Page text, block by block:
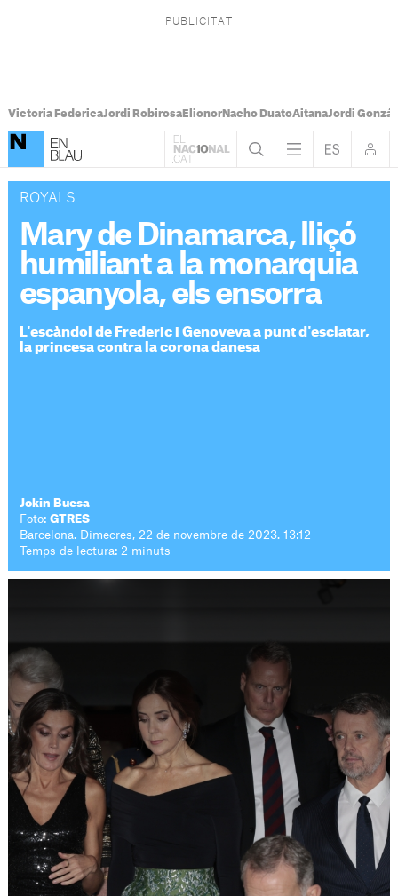
Victoria FedericaJordi RobirosaElionorNacho DuatoAitanaJordi
ROYALS
Mary de Dinamarca, lliçó
humiliant a la monarquia
espanyola, els ensorra
L'escàndol de Frederic i Genoveva a punt d'esclatar,
la princesa contra la corona danesa
Jokin Buesa
Foto:GTRES
Barcelona. Dimecres, 22 de novembre de 2023. 13:12
Temps de lectura: 2 minuts